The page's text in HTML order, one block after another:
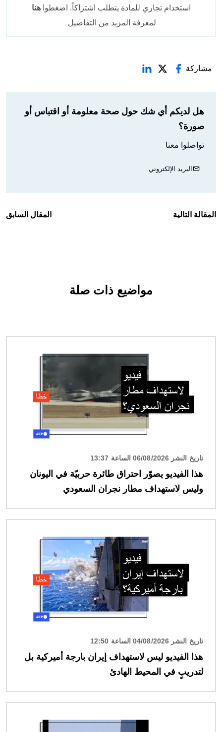
استخدام تجاري للمادة يتطلب اشتراكاً. اضغطواهنا
لمعرفة المزيد من التفاصيل
مشاركة
هل لديكم أي شك حول صحة معلومة أو اقتباس أو
صورة؟
تواصلوا معنا
البريد الإلكتروني
المقالة التالية المقال السابق
مواضيع ذات صلة
تاريخ النشر 06/08/2026 الساعة 13:37
هذا الفيديو يصوّر احتراق طائرة حربيّة في اليونان
وليس لاستهداف مطار نجران السعودي
تاريخ النشر 04/08/2026 الساعة 12:50
هذا الفيديو ليس لاستهداف إيران بارجة أميركية بل
لتدريبٍ في المحيط الهادئ